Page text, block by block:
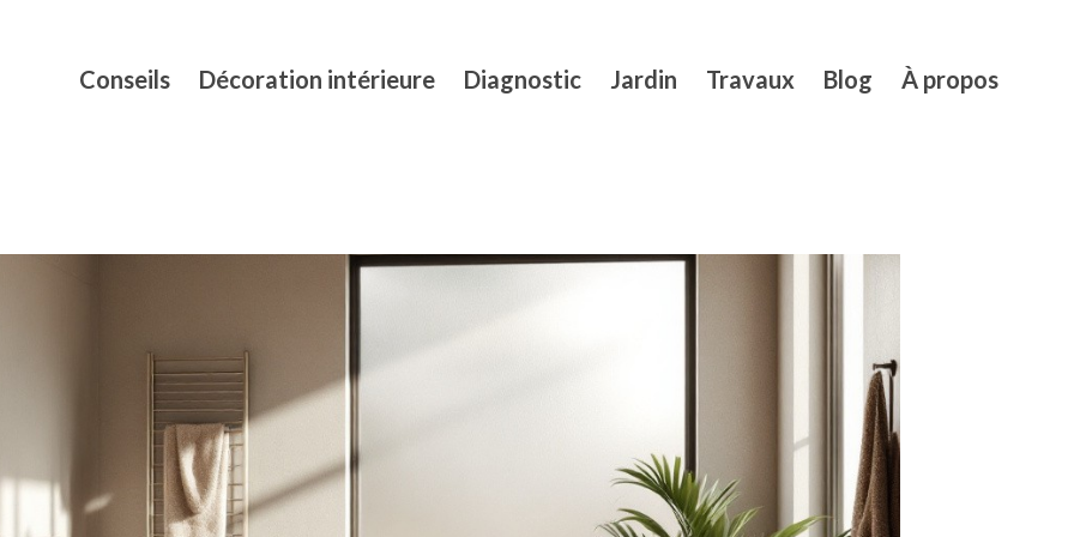
Conseils Décoration intérieure Diagnostic Jardin Travaux Blog À propos